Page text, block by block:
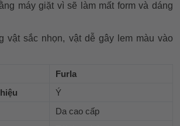
máy giặt vì sẽ làm mất form và dáng
vật sắc nhọn, vật dễ gây lem màu vào
Furla
Ý
Da cao cấp